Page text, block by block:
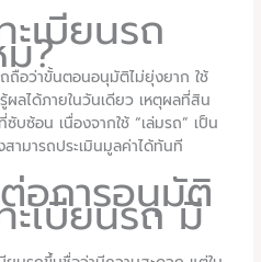
ะเบียนรถ
?
อว่าขั้นตอนอนุมัติไม่ยุ่งยาก ใช้
ผลได้ภายในวันเดียว เหตุผลที่สิน
ซับซ้อน เนื่องจากใช้ “เล่มรถ” เป็น
ามารถประเมินมูลค่าได้ทันที
อการอนุมัติ
ะเบียนรถ มี